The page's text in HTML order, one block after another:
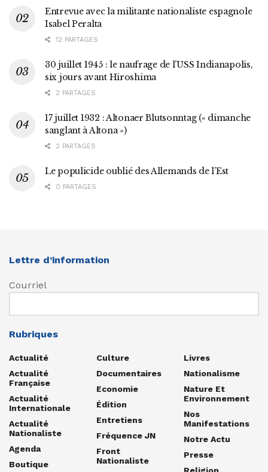
Entrevue avec la militante nationaliste espagnole
Isabel Peralta
12 PARTAGES
30 juillet 1945 : le naufrage de l’USS Indianapolis,
six jours avant Hiroshima
2 PARTAGES
17 juillet 1932 : Altonaer Blutsonntag (« dimanche
sanglant à Altona »)
2 PARTAGES
Le populicide oublié des Allemands de l’Est
0 PARTAGES
Lettre d’information
Courriel
Rubriques
Actualité
Actualité
Française
Actualité
Internationale
Actualité
Nationaliste
Agenda
Boutique
Culture
Documentaires
Economie
Édition
Entretiens
Fréquence JN
Front
Nationaliste
Livres
Nationalisme
Nature Et
Environnement
Nos
Manifestations
Notre Actu
Presse